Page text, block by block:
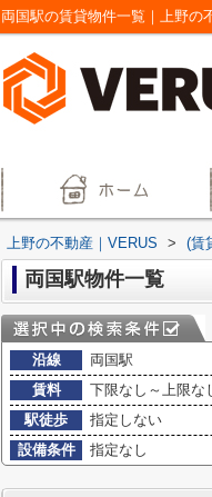
両国駅の賃貸物件一覧｜上野の
上野の不動産｜VERUS > (賃
両国駅物件一覧
沿線
両国駅
賃料
下限なし～上限な
駅徒歩
指定しない
設備条件
指定なし